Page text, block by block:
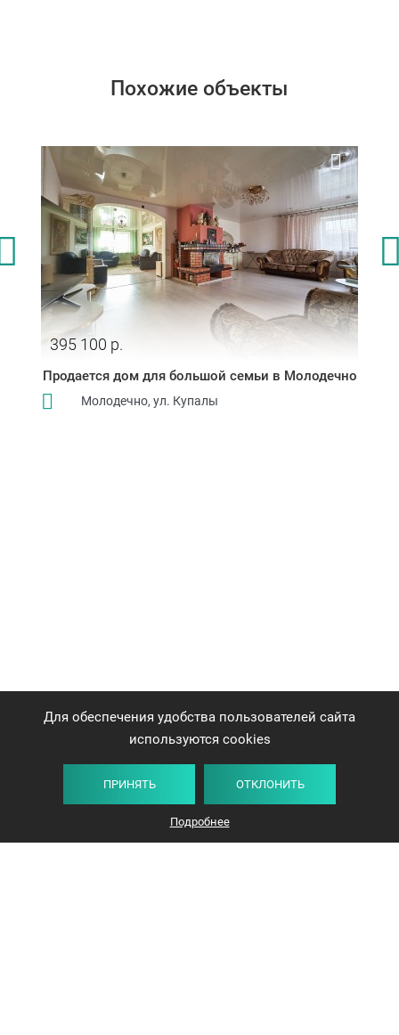
Похожие объекты
395 100 р.
Продается дом для большой семьи в Молодечно
Молодечно, ул. Купалы
Для обеспечения удобства пользователей сайта
используются cookies
ПРИНЯТЬ ОТКЛОНИТЬ
Подробнее